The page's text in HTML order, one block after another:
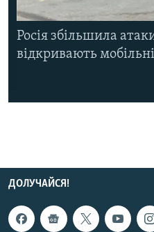
Росія збільшила
відкривають
ДОЛУЧАЙСЯ!